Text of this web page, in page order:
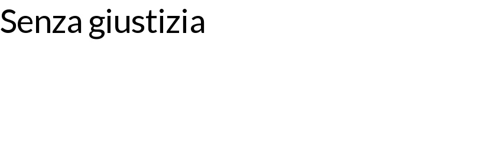
Senza giustizia